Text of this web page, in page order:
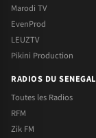
Marodi TV
EvenProd
LEUZTV
Pikini Production
RADIOS DU SENEGAL
Toutes les Radios
RFM
Zik FM